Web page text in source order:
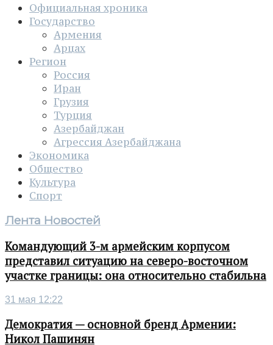
Официальная хроника
Государство
Армения
Арцах
Регион
Россия
Иран
Грузия
Турция
Азербайджан
Агрессия Азербайджана
Экономика
Общество
Культура
Спорт
Лента Новостей
Командующий 3-м армейским корпусом
представил ситуацию на северо-восточном
участке границы: она относительно стабильна
31 мая 12:22
Демократия — основной бренд Армении:
Никол Пашинян